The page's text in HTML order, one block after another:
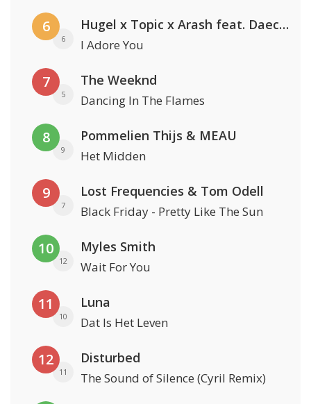
6
6
Hugel x Topic x Arash feat. Daecolm
I Adore You
7
5
The Weeknd
Dancing In The Flames
8
9
Pommelien Thijs & MEAU
Het Midden
9
7
Lost Frequencies & Tom Odell
Black Friday - Pretty Like The Sun
10
12
Myles Smith
Wait For You
11
10
Luna
Dat Is Het Leven
12
11
Disturbed
The Sound of Silence (Cyril Remix)